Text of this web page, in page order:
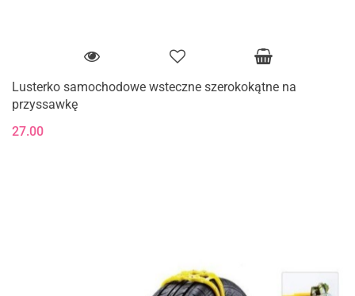
Lusterko samochodowe wsteczne szerokokątne na
przyssawkę
27.00